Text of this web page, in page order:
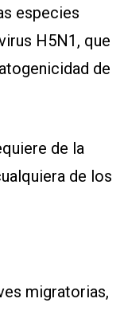
especies
H5N1, que
de
de la
de los
migratorias,